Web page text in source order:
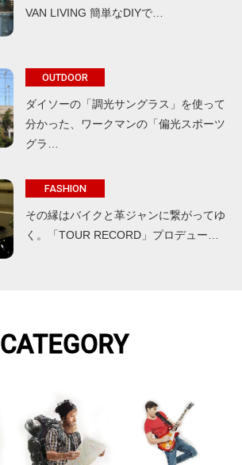
VAN LIVING 簡単なDIYで…
OUTDOOR
ダイソーの「調光サングラス」を使って
分かった、ワークマンの「偏光スポーツ
グラ…
FASHION
その縁はバイクと革ジャンに繋がってゆ
く。「TOUR RECORD」プロデュー…
CATEGORY